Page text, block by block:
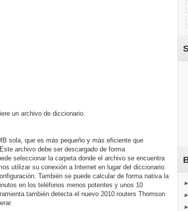
un archivo de diccionario.
sola, que es más pequeño y más eficiente que
archivo debe ser descargado de forma
seleccionar la carpeta donde el archivo se encuentra
utilizar su conexión a Internet en lugar del diccionario.
También se puede calcular de forma nativa la
en los teléfonos menos potentes y unos 10
también detecta el nuevo 2010 routers Thomson